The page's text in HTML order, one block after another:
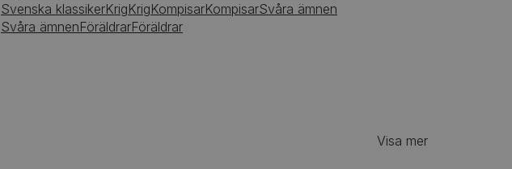
Svenska klassikerKrigKrigKompisarKompisarSvåra ämnen
Svåra ämnenFöräldrarFöräldrar
Visa mer